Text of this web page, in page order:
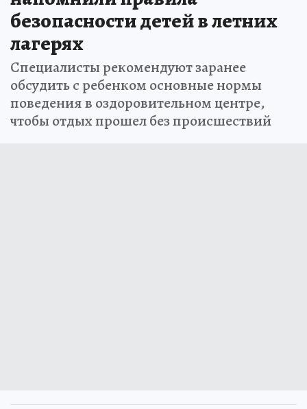
безопасности детей в летних
лагерях
Специалисты рекомендуют заранее
обсудить с ребенком основные нормы
поведения в оздоровительном центре,
чтобы отдых прошел без происшествий